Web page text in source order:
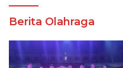
Berita Olahraga